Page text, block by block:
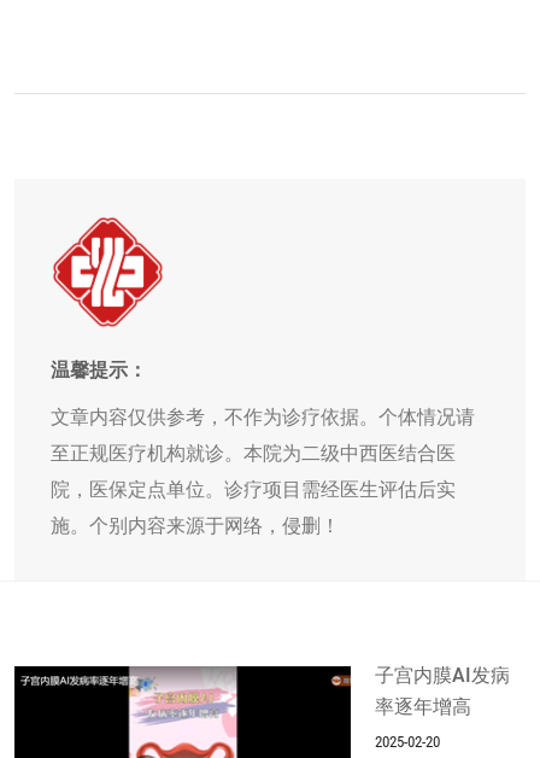
温馨提示：
文章内容仅供参考，不作为诊疗依据。个体情况请
至正规医疗机构就诊。本院为二级中西医结合医
院，医保定点单位。诊疗项目需经医生评估后实
施。个别内容来源于网络，侵删！
子宫内膜AI发病
率逐年增高
2025-02-20